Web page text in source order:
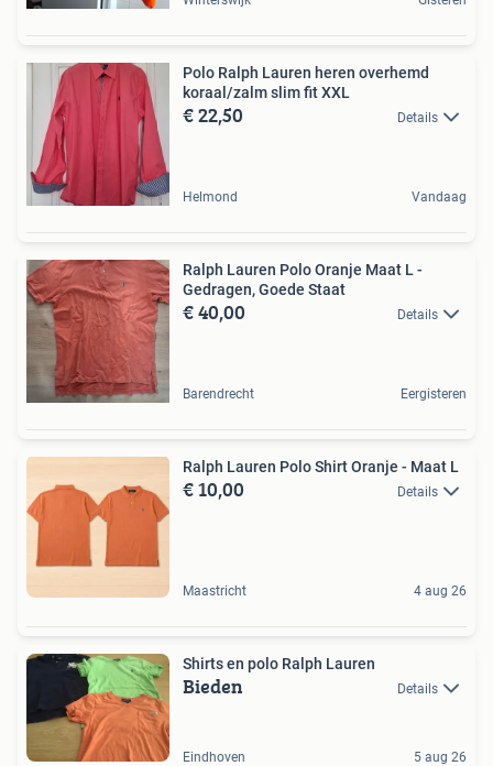
Polo Ralph Lauren heren overhemd
koraal/zalm slim fit XXL
€ 22,50 Details
Helmond Vandaag
Ralph Lauren Polo Oranje Maat L -
Gedragen, Goede Staat
€ 40,00 Details
Barendrecht Eergisteren
Ralph Lauren Polo Shirt Oranje - Maat L
€ 10,00 Details
Maastricht 4 aug 26
Shirts en polo Ralph Lauren
Bieden Details
Eindhoven 5 aug 26